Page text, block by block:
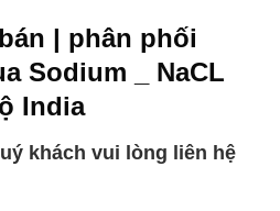
| phân phối
Sodium _ NaCL
India
khách vui lòng liên hệ